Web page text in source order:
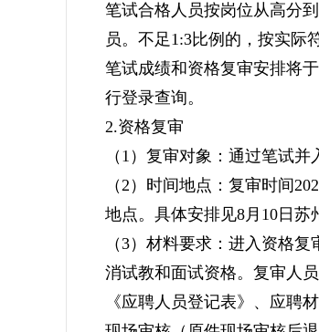
笔试合格人员按岗位从高分
员。不足1:3比例的，按实际
笔试成绩和资格复审安排将
行登录查询。
2.资格复审
（1）复审对象：通过笔试并
（2）时间地点：复审时间
地点。具体安排见8月10日苏
（3）材料要求：进入资格
消试教和面试资格。复审人
《应聘人员登记表》、应聘